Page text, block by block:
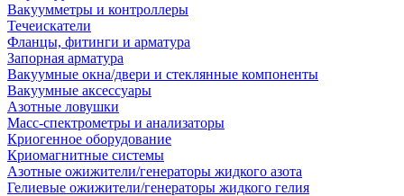
Вакуумметры и контроллеры
Течеискатели
Фланцы, фитинги и арматура
Запорная арматура
Вакуумные окна/двери и стеклянные компоненты
Вакуумные аксессуары
Азотные ловушки
Масс-спектрометры и анализаторы
Криогенное оборудование
Криомагнитные системы
Азотные ожижители/генераторы жидкого азота
Гелиевые ожижители/генераторы жидкого гелия